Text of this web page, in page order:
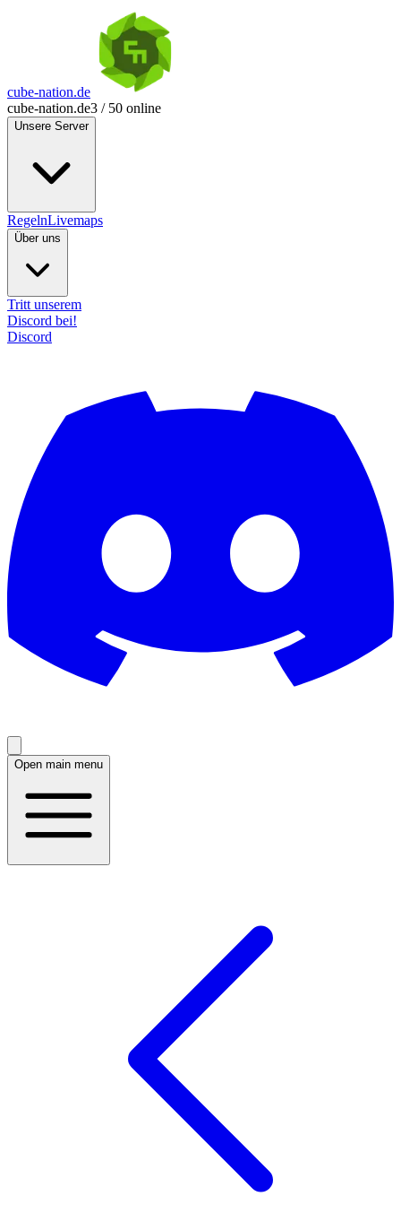
cube-nation.de
cube-nation.de3 / 50 online
Unsere Server
RegelnLivemaps
Über uns
Tritt unserem
Discord bei!
Discord
Open main menu